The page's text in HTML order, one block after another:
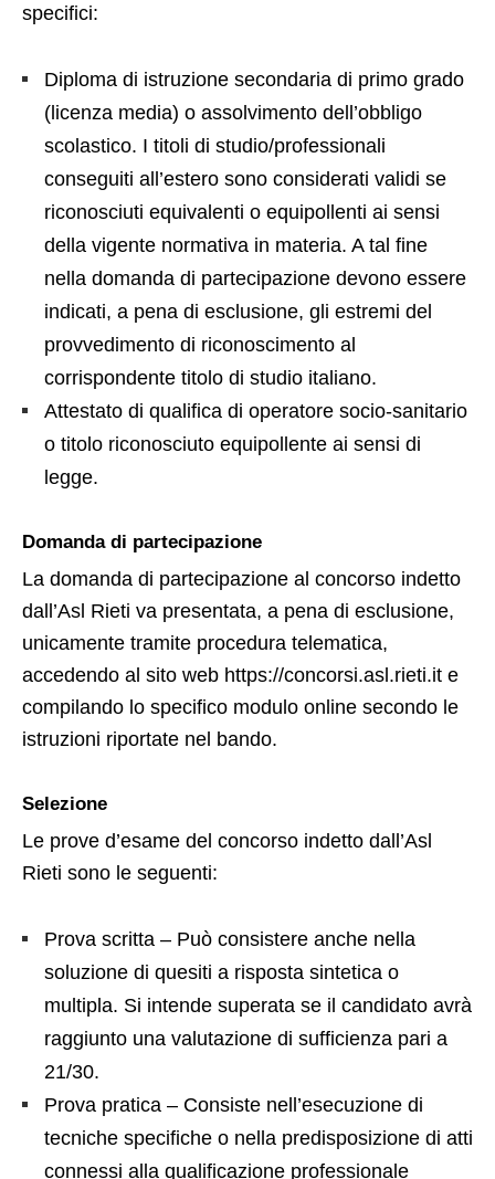
specifici:
Diploma di istruzione secondaria di primo grado
(licenza media) o assolvimento dell’obbligo
scolastico. I titoli di studio/professionali
conseguiti all’estero sono considerati validi se
riconosciuti equivalenti o equipollenti ai sensi
della vigente normativa in materia. A tal fine
nella domanda di partecipazione devono essere
indicati, a pena di esclusione, gli estremi del
provvedimento di riconoscimento al
corrispondente titolo di studio italiano.
Attestato di qualifica di operatore socio-sanitario
o titolo riconosciuto equipollente ai sensi di
legge.
Domanda di partecipazione
La domanda di partecipazione al concorso indetto
dall’Asl Rieti va presentata, a pena di esclusione,
unicamente tramite procedura telematica,
accedendo al sito web https://concorsi.asl.rieti.it e
compilando lo specifico modulo online secondo le
istruzioni riportate nel bando.
Selezione
Le prove d’esame del concorso indetto dall’Asl
Rieti sono le seguenti:
Prova scritta – Può consistere anche nella
soluzione di quesiti a risposta sintetica o
multipla. Si intende superata se il candidato avrà
raggiunto una valutazione di sufficienza pari a
21/30.
Prova pratica – Consiste nell’esecuzione di
tecniche specifiche o nella predisposizione di atti
connessi alla qualificazione professionale